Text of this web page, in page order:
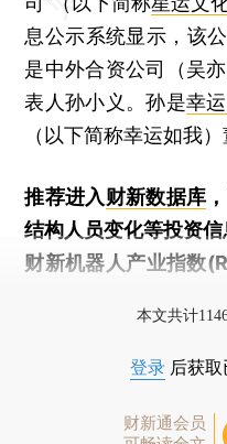
息公示系统显示，该
是中外合资公司（吴
表人孙小义。孙是幸
（以下简称幸运如我）
推荐进入财新数据库
结构人员变化等投资信
财新机器人产业指数
本文共计
登录 后获
财新通会员